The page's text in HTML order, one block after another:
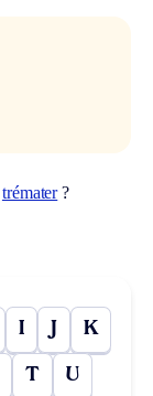
trémater?
I J K
T U